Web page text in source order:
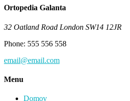
Ortopedia Galanta
32 Oatland Road London SW14 12JR
Phone: 555 556 558
email@email.com
Menu
Domov